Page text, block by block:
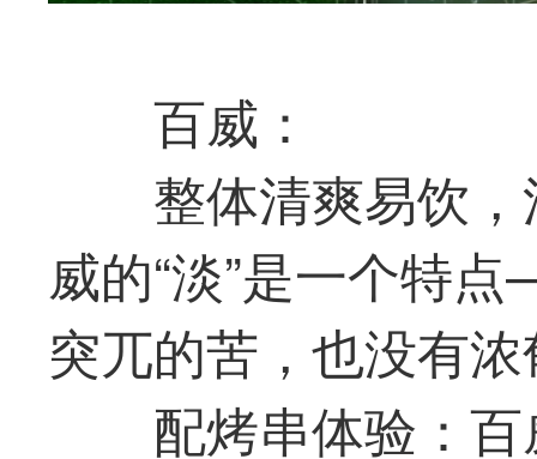
百威：
整体清爽易饮
威的“淡”是一个特
突兀的苦，也没有
配烤串体验：